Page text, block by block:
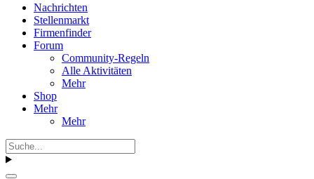
Nachrichten
Stellenmarkt
Firmenfinder
Forum
Community-Regeln
Alle Aktivitäten
Mehr
Shop
Mehr
Mehr